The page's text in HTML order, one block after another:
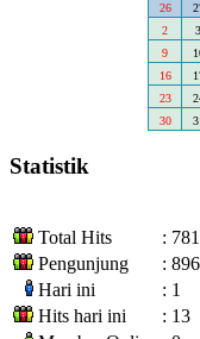
26
2
3
9
16
23
30
Statistik
Total Hits
:
Pengunjung
:
Hari ini
: 1
Hits hari ini
: 13